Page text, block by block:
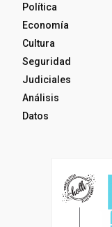
Política
Economía
Cultura
Seguridad
Judiciales
Análisis
Datos